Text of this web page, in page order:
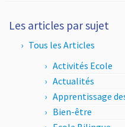
Les articles par sujet
Tous les Articles
Activités Ecole
Actualités
Apprentissage
Bien-être